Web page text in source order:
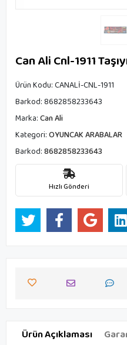
Can Ali Cnl-1911
Ürün Kodu:CANALİ-CNL-1911
Barkod:8682858233643
Marka:Can Ali
Kategori:OYUNCAK ARABALAR
Barkod:8682858233643
Hızlı Gönderi
Ürün Açıklaması